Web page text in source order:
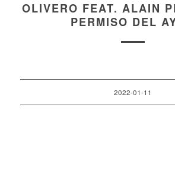
OLIVERO FEAT. ALAIN
PERMISO DEL
2022-01-11